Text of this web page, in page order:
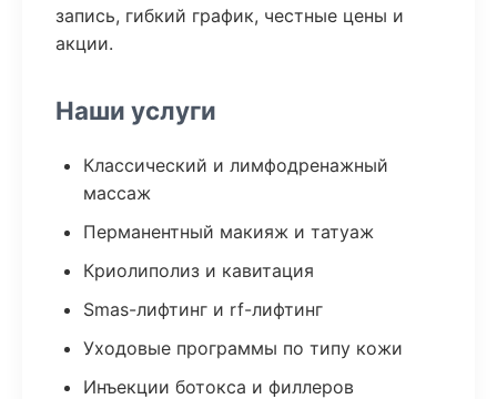
запись, гибкий график, честные цены и
акции.
Наши услуги
Классический и лимфодренажный
массаж
Перманентный макияж и татуаж
Криолиполиз и кавитация
Smas-лифтинг и rf-лифтинг
Уходовые программы по типу кожи
Инъекции ботокса и филлеров